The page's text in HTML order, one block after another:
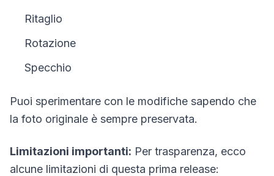
Ritaglio
Rotazione
Specchio
Puoi sperimentare con le modifiche sapendo che
la foto originale è sempre preservata.
Limitazioni importanti: Per trasparenza, ecco
alcune limitazioni di questa prima release: